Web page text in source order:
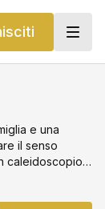
e una
il senso
caleidoscopio
di un piccolo